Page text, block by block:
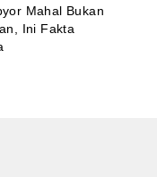
Mahal Bukan
Ini Fakta